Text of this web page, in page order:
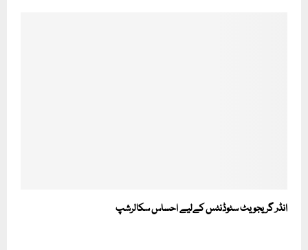
انڈر گریجویٹ سٹوڈنٹس کےلیے احساس سکالرشپ